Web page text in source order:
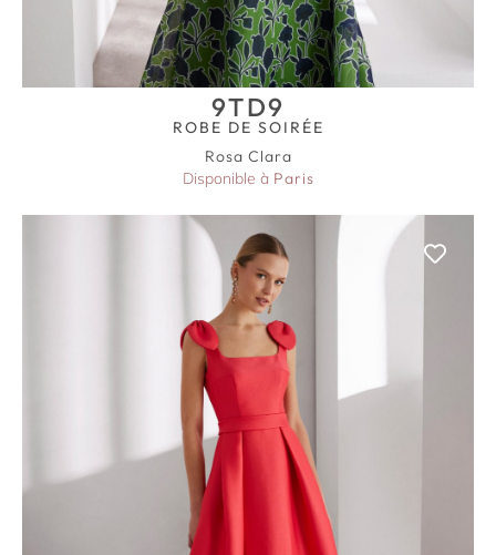
9TD9
ROBE DE SOIRÉE
Rosa Clara
Disponible à Paris